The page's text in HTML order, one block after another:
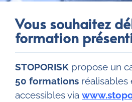
Vous souhaitez
formation
STOPORISK propose un
50 formations réalisables
accessibles via